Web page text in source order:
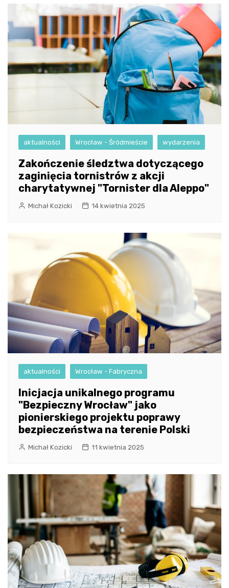
aktualności Wrocław - Śródmieście wydarzenia
Zakończenie śledztwa dotyczącego
zaginięcia tornistrów z akcji
charytatywnej "Tornister dla Aleppo"
Michał Kozicki 14 kwietnia 2025
aktualności Wrocław - Fabryczna
Inicjacja unikalnego programu
"Bezpieczny Wrocław" jako
pionierskiego projektu poprawy
bezpieczeństwa na terenie Polski
Michał Kozicki 11 kwietnia 2025